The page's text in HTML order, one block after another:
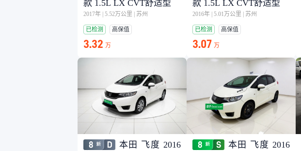
款 1.5L LX CVT舒适型
2017年 5.52万公里 苏州
已检测 高保值
3.32 万
款 1.5L LX CVT舒适型
2016年 5.01万公里 苏州
已检测 高保值
3.07 万
本田 飞度 2016
本田 飞度 2016